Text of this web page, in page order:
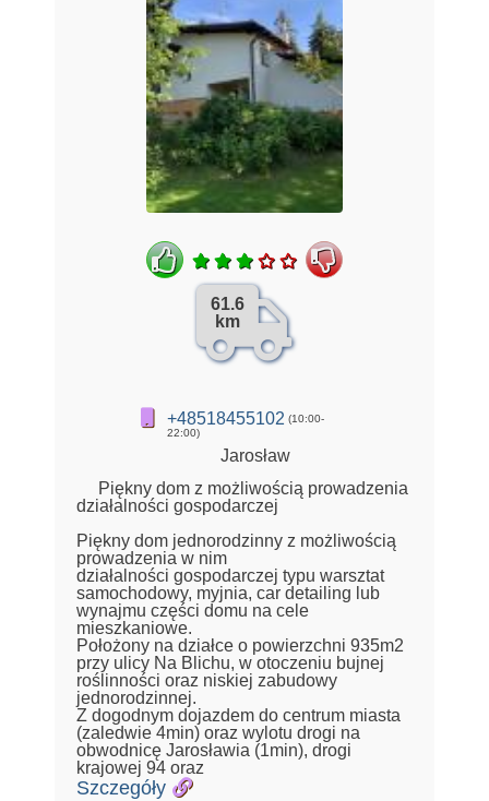
61.6
km
+48518455102 (10:00-
22:00)
Jarosław
Piękny dom z możliwością prowadzenia
działalności gospodarczej
Piękny dom jednorodzinny z możliwością
prowadzenia w nim
działalności gospodarczej typu warsztat
samochodowy, myjnia, car detailing lub
wynajmu części domu na cele
mieszkaniowe.
Położony na działce o powierzchni 935m2
przy ulicy Na Blichu, w otoczeniu bujnej
roślinności oraz niskiej zabudowy
jednorodzinnej.
Z dogodnym dojazdem do centrum miasta
(zaledwie 4min) oraz wylotu drogi na
obwodnicę Jarosławia (1min), drogi
krajowej 94 oraz
Szczegóły